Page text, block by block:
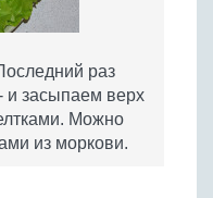
раз
засыпаем верх
Можно
из моркови.